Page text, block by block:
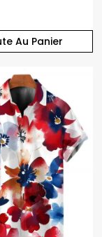
Au Panier